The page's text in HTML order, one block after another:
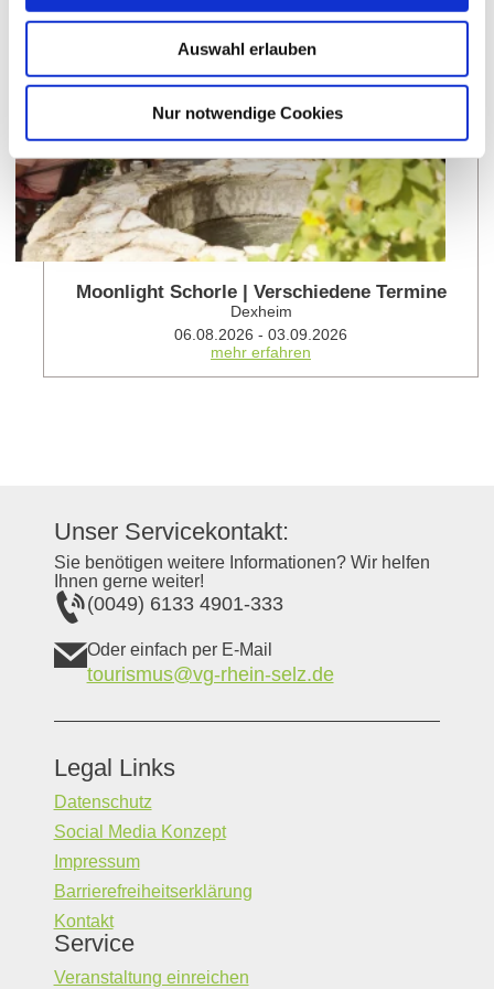
Auswahl erlauben
Nur notwendige Cookies
Moonlight Schorle | Verschiedene Termine
Dexheim
06.08.2026 - 03.09.2026
mehr erfahren
Unser Servicekontakt:
Sie benötigen weitere Informationen? Wir helfen
Ihnen gerne weiter!
(0049) 6133 4901-333
Oder einfach per E-Mail
tourismus@vg-rhein-selz.de
Legal Links
Datenschutz
Social Media Konzept
Impressum
Barrierefreiheitserklärung
Kontakt
Service
Veranstaltung einreichen